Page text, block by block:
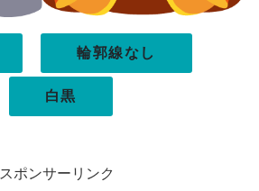
輪郭線なし
白黒
スポンサーリンク